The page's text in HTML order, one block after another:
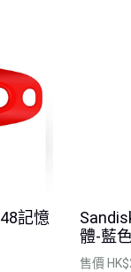
記憶
體-藍
售價